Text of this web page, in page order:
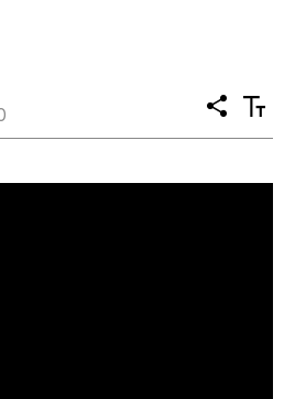
공
유
텍
스
기